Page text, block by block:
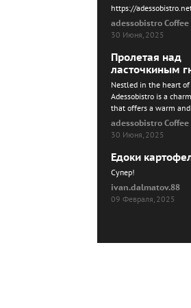
https://
adessobistro Coffee
30 Июня, 2025
Пролетая над
ласточкиным
Nestled in the heart of
Adessobistro is a
that offers a warm
adessobistro Coffee
30 Июня, 2025
Едоки
Cупер!
ivan.dalmatov.88
09 Февраля, 2025